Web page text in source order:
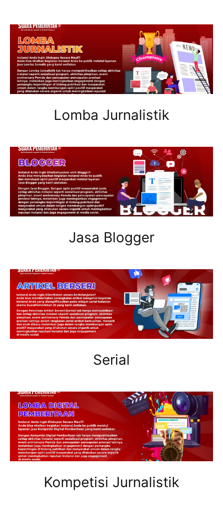
Lomba Jurnalistik
Jasa Blogger
Serial
Kompetisi Jurnalistik